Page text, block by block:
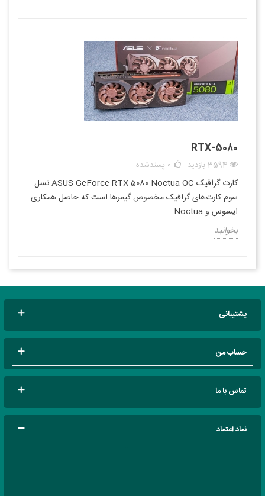
RTX-5080
3594 بازدید 0 پسندشده
کارت گرافیک ASUS GeForce RTX 5080 Noctua OC نسل
سوم کارت‌های گرافیک مخصوص گیمرها است که حاصل همکاری
ایسوس و Noctua...
بخوانید
پشتیبانی
حساب من
تماس با ما
نماد اعتماد